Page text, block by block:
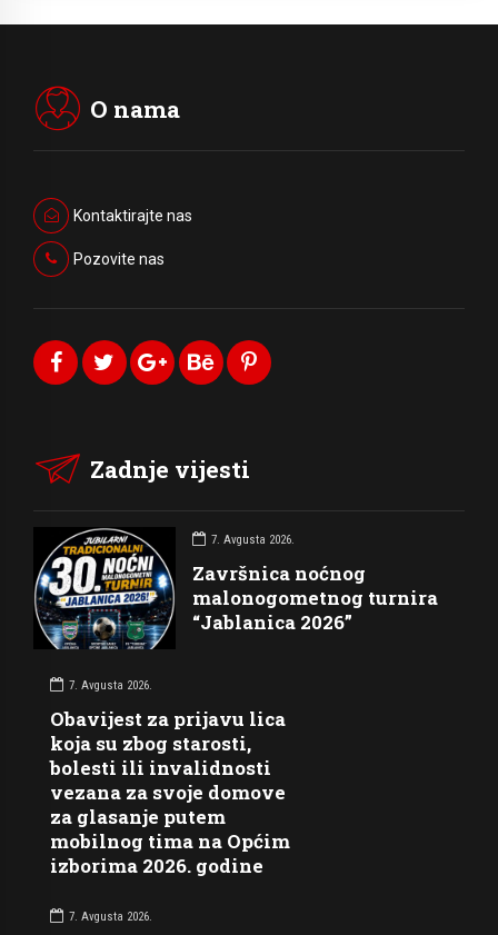
O nama
Kontaktirajte nas
Pozovite nas
Zadnje vijesti
7. Avgusta 2026.
Završnica noćnog
malonogometnog turnira
“Jablanica 2026”
7. Avgusta 2026.
Obavijest za prijavu lica
koja su zbog starosti,
bolesti ili invalidnosti
vezana za svoje domove
za glasanje putem
mobilnog tima na Općim
izborima 2026. godine
7. Avgusta 2026.